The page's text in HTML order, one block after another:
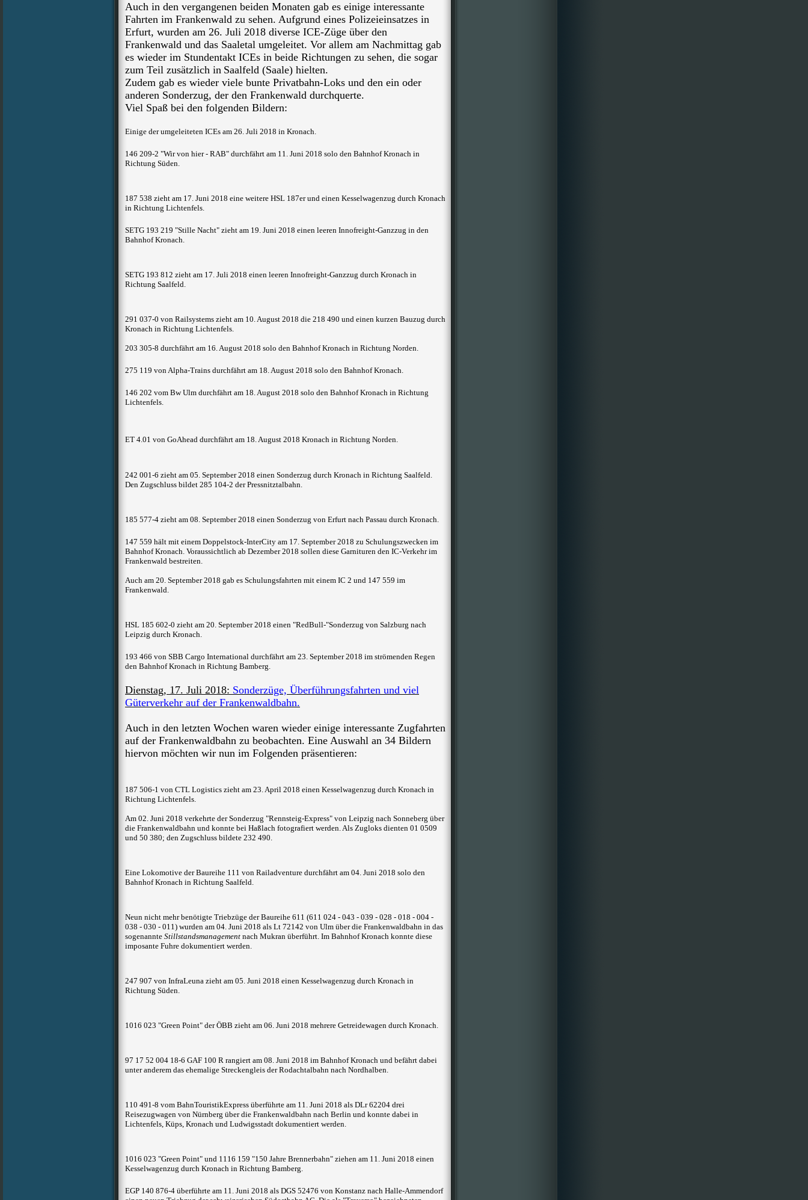
Auch in den vergangenen beiden Monaten gab es einige interessante
Fahrten im Frankenwald zu sehen. Aufgrund eines Polizeieinsatzes in
Erfurt, wurden am 26. Juli 2018 diverse ICE-Züge über den
Frankenwald und das Saaletal umgeleitet. Vor allem am Nachmittag gab
es wieder im Stundentakt ICEs in beide Richtungen zu sehen, die sogar
zum Teil zusätzlich in Saalfeld (Saale) hielten.
Zudem gab es wieder viele bunte Privatbahn-Loks und den ein oder
anderen Sonderzug, der den Frankenwald durchquerte.
Viel Spaß bei den folgenden Bildern:
Einige der umgeleiteten ICEs am 26. Juli 2018 in Kronach.
146 209-2 "Wir von hier - RAB" durchfährt am 11. Juni 2018 solo den Bahnhof Kronach in
Richtung Süden.
187 538 zieht am 17. Juni 2018 eine weitere HSL 187er und einen Kesselwagenzug durch Kronach
in Richtung Lichtenfels.
SETG 193 219 "Stille Nacht" zieht am 19. Juni 2018 einen leeren Innofreight-Ganzzug in den
Bahnhof Kronach.
SETG 193 812 zieht am 17. Juli 2018 einen leeren Innofreight-Ganzzug durch Kronach in
Richtung Saalfeld.
291 037-0 von Railsystems zieht am 10. August 2018 die 218 490 und einen kurzen Bauzug durch
Kronach in Richtung Lichtenfels.
203 305-8 durchfährt am 16. August 2018 solo den Bahnhof Kronach in Richtung Norden.
275 119 von Alpha-Trains durchfährt am 18. August 2018 solo den Bahnhof Kronach.
146 202 vom Bw Ulm durchfährt am 18. August 2018 solo den Bahnhof Kronach in Richtung
Lichtenfels.
ET 4.01 von GoAhead durchfährt am 18. August 2018 Kronach in Richtung Norden.
242 001-6 zieht am 05. September 2018 einen Sonderzug durch Kronach in Richtung Saalfeld.
Den Zugschluss bildet 285 104-2 der Pressnitztalbahn.
185 577-4 zieht am 08. September 2018 einen Sonderzug von Erfurt nach Passau durch Kronach.
147 559 hält mit einem Doppelstock-InterCity am 17. September 2018 zu Schulungszwecken im
Bahnhof Kronach. Voraussichtlich ab Dezember 2018 sollen diese Garnituren den IC-Verkehr im
Frankenwald bestreiten.
Auch am 20. September 2018 gab es Schulungsfahrten mit einem IC 2 und 147 559 im
Frankenwald.
HSL 185 602-0 zieht am 20. September 2018 einen "RedBull-"Sonderzug von Salzburg nach
Leipzig durch Kronach.
193 466 von SBB Cargo International durchfährt am 23. September 2018 im strömenden Regen
den Bahnhof Kronach in Richtung Bamberg.
Dienstag, 17. Juli 2018: Sonderzüge, Überführungsfahrten und viel
Güterverkehr auf der Frankenwaldbahn.
Auch in den letzten Wochen waren wieder einige interessante Zugfahrten
auf der Frankenwaldbahn zu beobachten. Eine Auswahl an 34 Bildern
hiervon möchten wir nun im Folgenden präsentieren:
187 506-1 von CTL Logistics zieht am 23. April 2018 einen Kesselwagenzug durch Kronach in
Richtung Lichtenfels.
Am 02. Juni 2018 verkehrte der Sonderzug "Rennsteig-Express" von Leipzig nach Sonneberg über
die Frankenwaldbahn und konnte bei Haßlach fotografiert werden. Als Zugloks dienten 01 0509
und 50 380; den Zugschluss bildete 232 490.
Eine Lokomotive der Baureihe 111 von Railadventure durchfährt am 04. Juni 2018 solo den
Bahnhof Kronach in Richtung Saalfeld.
Neun nicht mehr benötigte Triebzüge der Baureihe 611 (611 024 - 043 - 039 - 028 - 018 - 004 -
038 - 030 - 011) wurden am 04. Juni 2018 als Lt 72142 von Ulm über die Frankenwaldbahn in das
sogenannte Stillstandsmanagement nach Mukran überführt. Im Bahnhof Kronach konnte diese
imposante Fuhre dokumentiert werden.
247 907 von InfraLeuna zieht am 05. Juni 2018 einen Kesselwagenzug durch Kronach in
Richtung Süden.
1016 023 "Green Point" der ÖBB zieht am 06. Juni 2018 mehrere Getreidewagen durch Kronach.
97 17 52 004 18-6 GAF 100 R rangiert am 08. Juni 2018 im Bahnhof Kronach und befährt dabei
unter anderem das ehemalige Streckengleis der Rodachtalbahn nach Nordhalben.
110 491-8 vom BahnTouristikExpress überführte am 11. Juni 2018 als DLr 62204 drei
Reisezugwagen von Nürnberg über die Frankenwaldbahn nach Berlin und konnte dabei in
Lichtenfels, Küps, Kronach und Ludwigsstadt dokumentiert werden.
1016 023 "Green Point" und 1116 159 "150 Jahre Brennerbahn" ziehen am 11. Juni 2018 einen
Kesselwagenzug durch Kronach in Richtung Bamberg.
EGP 140 876-4 überführte am 11. Juni 2018 als DGS 52476 von Konstanz nach Halle-Ammendorf